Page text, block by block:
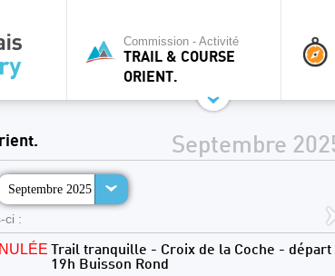
Commission - Activité
TRAIL & COURSE
ORIENT.
Septembre 2025
Septembre
ci :
Trail tranquille - Croix de la Coche - départ
19h Buisson Rond